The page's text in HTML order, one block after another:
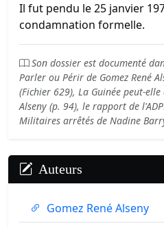
Il fut pendu le 25 janvier
condamnation formelle.
Son dossier est documenté
Parler ou Périr de Gomez René
(Fichier 629), La Guinée peut-elle
Alseny (p. 94), le rapport de
Militaires arrêtés de Nadine
Auteurs
Gomez René Alseny